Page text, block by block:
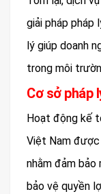
giải pháp pháp
lý giúp doanh
trong môi
Cơ sở pháp
Hoạt động kế
Việt Nam
nhằm đảm bảo
bảo vệ quyền